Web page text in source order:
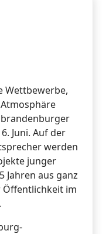
Wettbewerbe,
Juni. Auf der
werden
junger
Jahren aus ganz
im